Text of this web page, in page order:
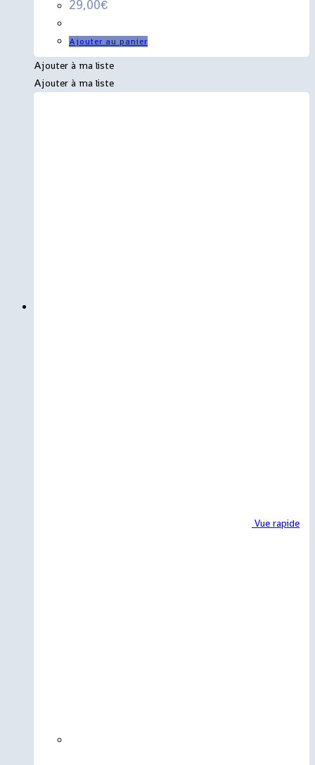
29,00€
Ajouter au panier
Ajouter à ma liste
Ajouter à ma liste
Vue rapide